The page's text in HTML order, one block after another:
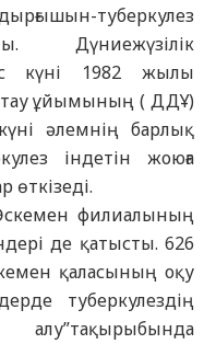
туберкулез
Дүниежүзілік
күні 1982 жылы
ұйымының ( ДДҰ)
әлемнің барлық
індетін
жоюға
өткізеді.
филиалының
де қатысты. 626
қаласының оқу
туберкулездің